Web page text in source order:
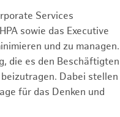
Services
sowie das Executive
und zu managen.
die es den Beschäftigten
Dabei stellen
für das Denken und